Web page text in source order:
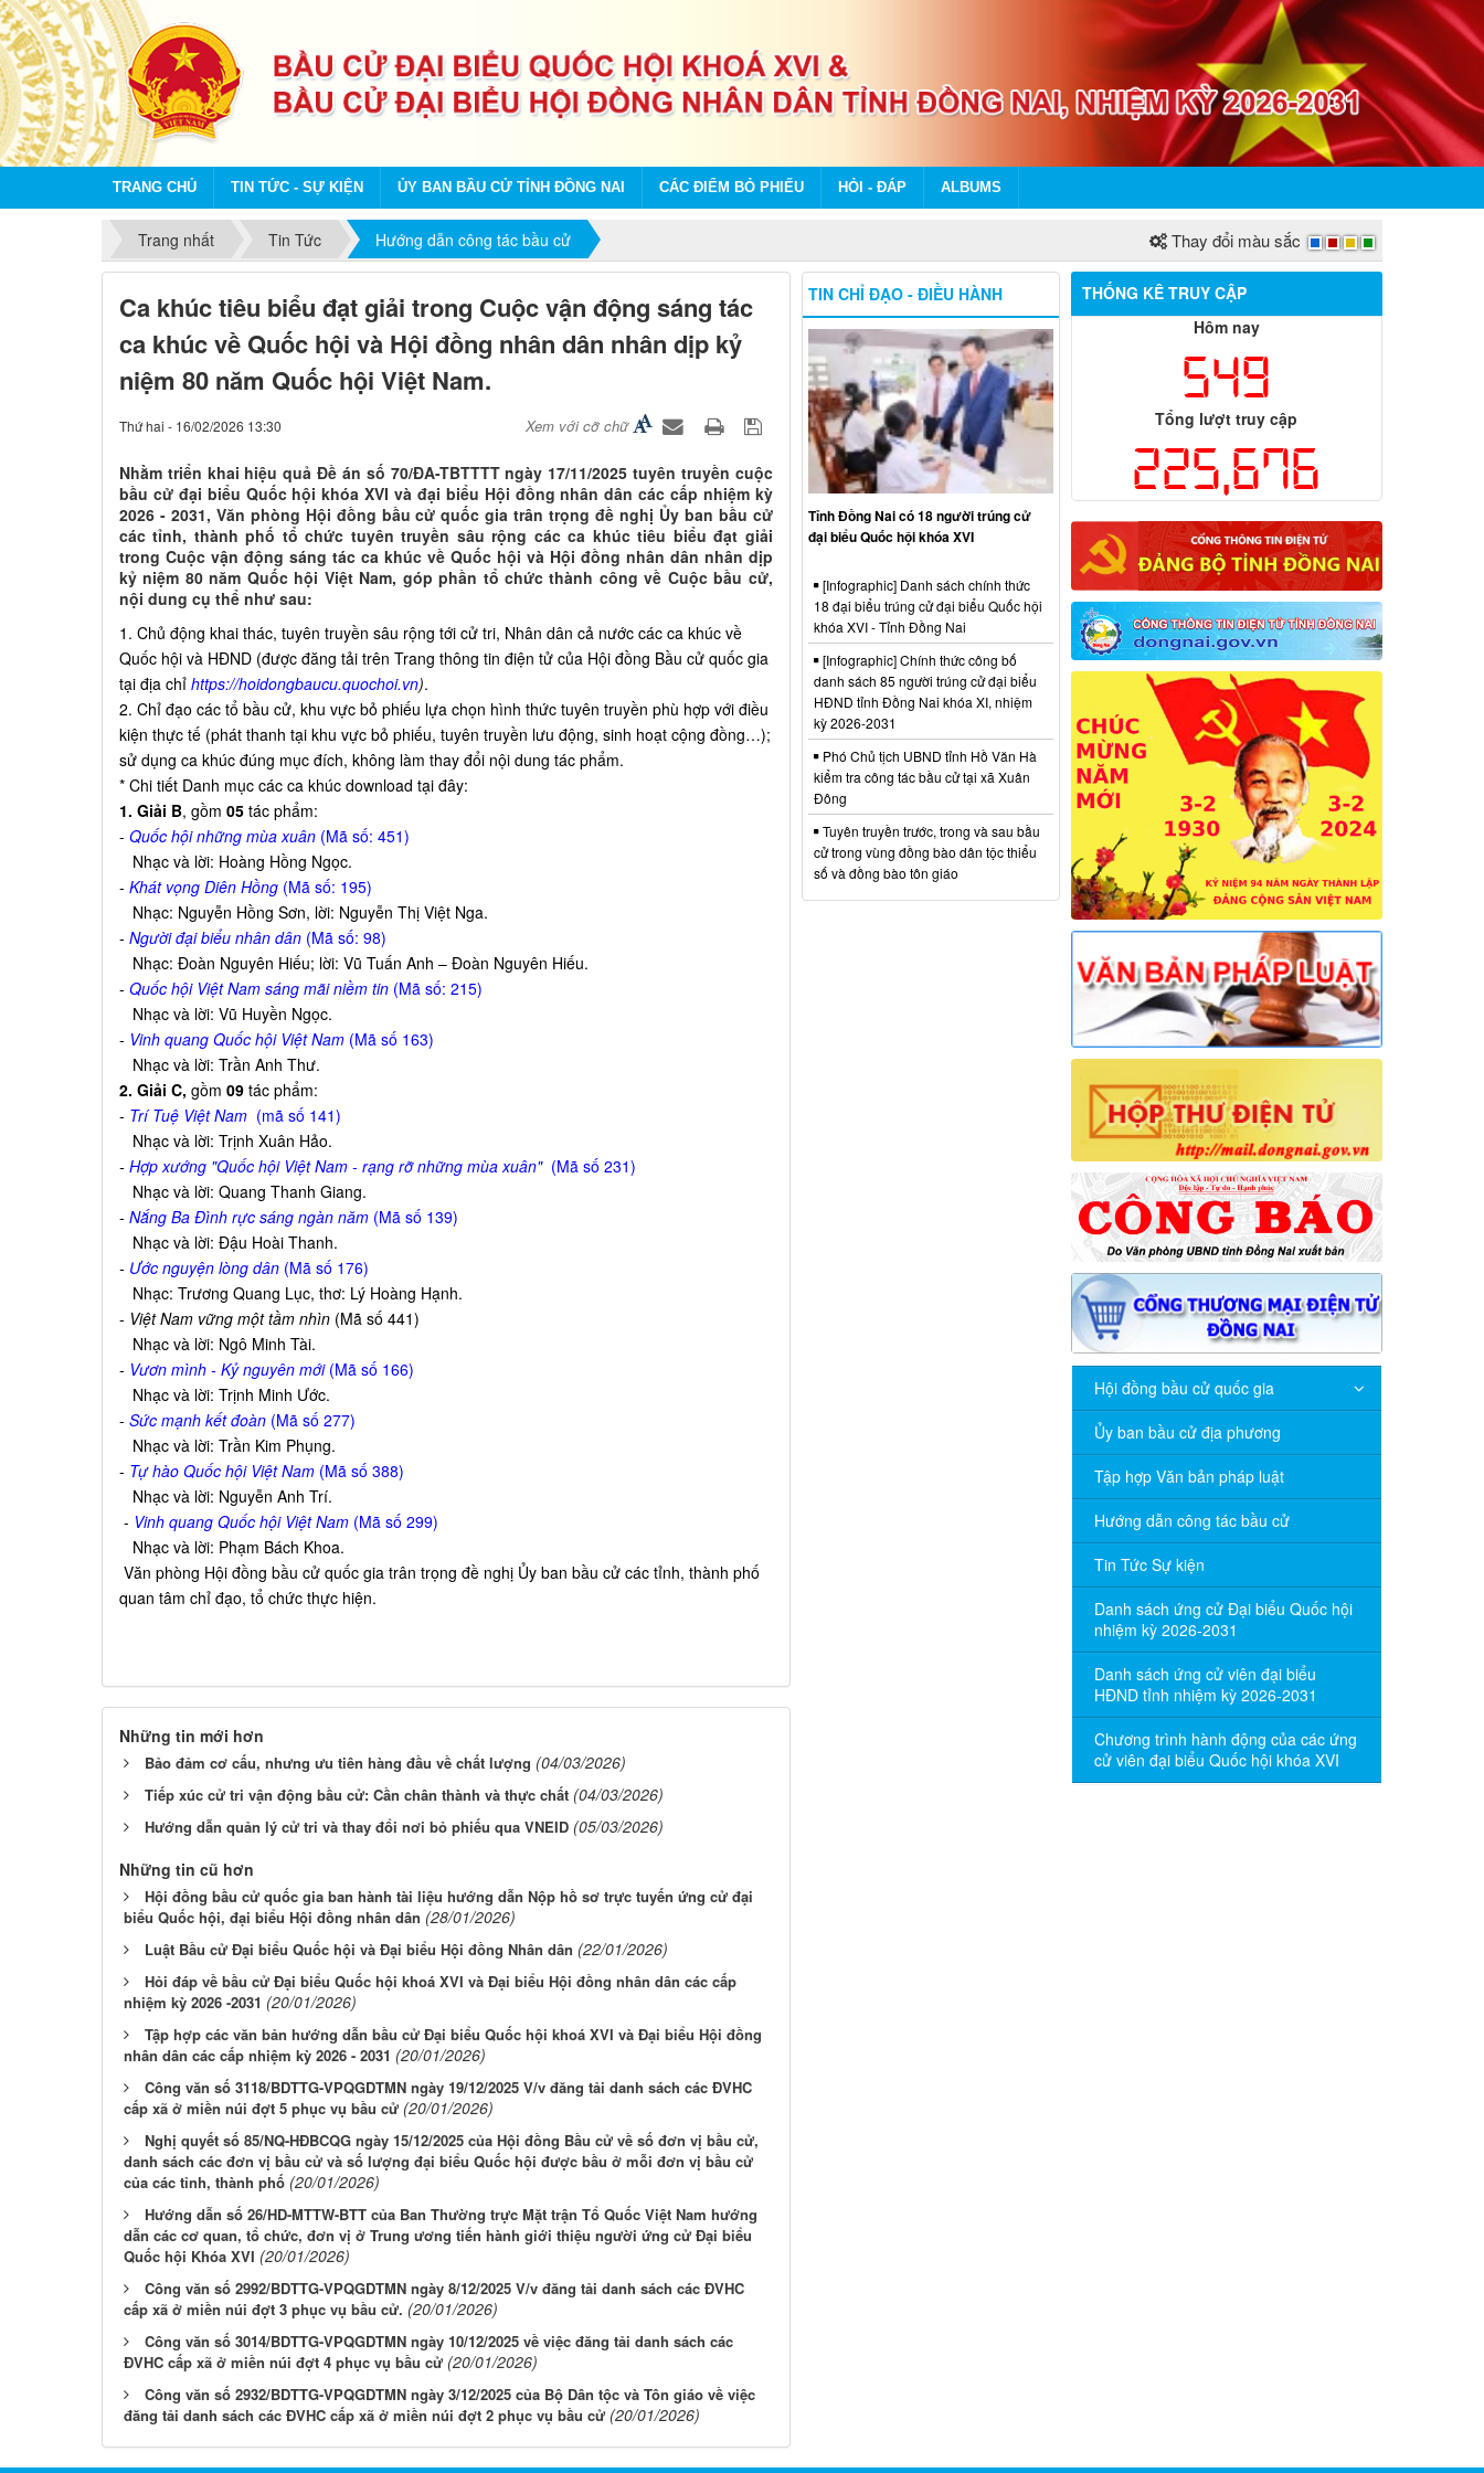
TRANG CHỦ TIN TỨC - SỰ KIỆN ỦY BAN BẦU CỬ TỈNH ĐỒNG NAI CÁC ĐIỂM BỎ PHIẾU HỎI - ĐÁP ALBUMS
Trang nhất Tin Tức Hướng dẫn công tác bầu cử Thay đổi màu sắc
Ca khúc tiêu biểu đạt giải trong Cuộc vận động sáng tác
ca khúc về Quốc hội và Hội đồng nhân dân nhân dịp kỷ
niệm 80 năm Quốc hội Việt Nam.
Thứ hai - 16/02/2026 13:30 Xem với cỡ chữ
Nhằm triển khai hiệu quả Đề án số 70/ĐA-TBTTTT ngày 17/11/2025 tuyên truyền cuộc
bầu cử đại biểu Quốc hội khóa XVI và đại biểu Hội đồng nhân dân các cấp nhiệm kỳ
2026 - 2031, Văn phòng Hội đồng bầu cử quốc gia trân trọng đề nghị Ủy ban bầu cử
các tỉnh, thành phố tổ chức tuyên truyền sâu rộng các ca khúc tiêu biểu đạt giải
trong Cuộc vận động sáng tác ca khúc về Quốc hội và Hội đồng nhân dân nhân dịp
kỷ niệm 80 năm Quốc hội Việt Nam, góp phần tổ chức thành công về Cuộc bầu cử,
nội dung cụ thể như sau:
1. Chủ động khai thác, tuyên truyền sâu rộng tới cử tri, Nhân dân cả nước các ca khúc về
Quốc hội và HĐND (được đăng tải trên Trang thông tin điện tử của Hội đồng Bầu cử quốc gia
tại địa chỉ https://hoidongbaucu.quochoi.vn).
2. Chỉ đạo các tổ bầu cử, khu vực bỏ phiếu lựa chọn hình thức tuyên truyền phù hợp với điều
kiện thực tế (phát thanh tại khu vực bỏ phiếu, tuyên truyền lưu động, sinh hoạt cộng đồng…);
sử dụng ca khúc đúng mục đích, không làm thay đổi nội dung tác phẩm.
* Chi tiết Danh mục các ca khúc download tại đây:
1. Giải B, gồm 05 tác phẩm:
- Quốc hội những mùa xuân (Mã số: 451)
Nhạc và lời: Hoàng Hồng Ngọc.
- Khát vọng Diên Hồng (Mã số: 195)
Nhạc: Nguyễn Hồng Sơn, lời: Nguyễn Thị Việt Nga.
- Người đại biểu nhân dân (Mã số: 98)
Nhạc: Đoàn Nguyên Hiếu; lời: Vũ Tuấn Anh – Đoàn Nguyên Hiếu.
- Quốc hội Việt Nam sáng mãi niềm tin (Mã số: 215)
Nhạc và lời: Vũ Huyền Ngọc.
- Vinh quang Quốc hội Việt Nam (Mã số 163)
Nhạc và lời: Trần Anh Thư.
2. Giải C, gồm 09 tác phẩm:
- Trí Tuệ Việt Nam (mã số 141)
Nhạc và lời: Trịnh Xuân Hảo.
- Hợp xướng "Quốc hội Việt Nam - rạng rỡ những mùa xuân"(Mã số 231)
Nhạc và lời: Quang Thanh Giang.
- Nắng Ba Đình rực sáng ngàn năm (Mã số 139)
Nhạc và lời: Đậu Hoài Thanh.
- Ước nguyện lòng dân (Mã số 176)
Nhạc: Trương Quang Lục, thơ: Lý Hoàng Hạnh.
- Việt Nam vững một tầm nhìn (Mã số 441)
Nhạc và lời: Ngô Minh Tài.
- Vươn mình - Kỷ nguyên mới(Mã số 166)
Nhạc và lời: Trịnh Minh Ước.
- Sức mạnh kết đoàn (Mã số 277)
Nhạc và lời: Trần Kim Phụng.
- Tự hào Quốc hội Việt Nam (Mã số 388)
Nhạc và lời: Nguyễn Anh Trí.
- Vinh quang Quốc hội Việt Nam (Mã số 299)
Nhạc và lời: Phạm Bách Khoa.
Văn phòng Hội đồng bầu cử quốc gia trân trọng đề nghị Ủy ban bầu cử các tỉnh, thành phố
quan tâm chỉ đạo, tổ chức thực hiện.
Những tin mới hơn
Bảo đảm cơ cấu, nhưng ưu tiên hàng đầu về chất lượng (04/03/2026)
Tiếp xúc cử tri vận động bầu cử: Cần chân thành và thực chất (04/03/2026)
Hướng dẫn quản lý cử tri và thay đổi nơi bỏ phiếu qua VNEID (05/03/2026)
Những tin cũ hơn
Hội đồng bầu cử quốc gia ban hành tài liệu hướng dẫn Nộp hồ sơ trực tuyến ứng cử đại
biểu Quốc hội, đại biểu Hội đồng nhân dân (28/01/2026)
Luật Bầu cử Đại biểu Quốc hội và Đại biểu Hội đồng Nhân dân (22/01/2026)
Hỏi đáp về bầu cử Đại biểu Quốc hội khoá XVI và Đại biểu Hội đồng nhân dân các cấp
nhiệm kỳ 2026 -2031 (20/01/2026)
Tập hợp các văn bản hướng dẫn bầu cử Đại biểu Quốc hội khoá XVI và Đại biểu Hội đồng
nhân dân các cấp nhiệm kỳ 2026 - 2031 (20/01/2026)
Công văn số 3118/BDTTG-VPQGDTMN ngày 19/12/2025 V/v đăng tải danh sách các ĐVHC
cấp xã ở miền núi đợt 5 phục vụ bầu cử (20/01/2026)
Nghị quyết số 85/NQ-HĐBCQG ngày 15/12/2025 của Hội đồng Bầu cử về số đơn vị bầu cử,
danh sách các đơn vị bầu cử và số lượng đại biểu Quốc hội được bầu ở mỗi đơn vị bầu cử
của các tỉnh, thành phố (20/01/2026)
Hướng dẫn số 26/HD-MTTW-BTT của Ban Thường trực Mặt trận Tổ Quốc Việt Nam hướng
dẫn các cơ quan, tổ chức, đơn vị ở Trung ương tiến hành giới thiệu người ứng cử Đại biểu
Quốc hội Khóa XVI (20/01/2026)
Công văn số 2992/BDTTG-VPQGDTMN ngày 8/12/2025 V/v đăng tải danh sách các ĐVHC
cấp xã ở miền núi đợt 3 phục vụ bầu cử. (20/01/2026)
Công văn số 3014/BDTTG-VPQGDTMN ngày 10/12/2025 về việc đăng tải danh sách các
ĐVHC cấp xã ở miền núi đợt 4 phục vụ bầu cử (20/01/2026)
Công văn số 2932/BDTTG-VPQGDTMN ngày 3/12/2025 của Bộ Dân tộc và Tôn giáo về việc
đăng tải danh sách các ĐVHC cấp xã ở miền núi đợt 2 phục vụ bầu cử (20/01/2026)
THỐNG KÊ TRUY CẬP
Hôm nay
549
Tổng lượt truy cập
225,676
Hội đồng bầu cử quốc gia
Ủy ban bầu cử địa phương
Tập hợp Văn bản pháp luật
Hướng dẫn công tác bầu cử
Tin Tức Sự kiện
Danh sách ứng cử Đại biểu Quốc hội
nhiệm kỳ 2026-2031
Danh sách ứng cử viên đại biểu
HĐND tỉnh nhiệm kỳ 2026-2031
Chương trình hành động của các ứng
cử viên đại biểu Quốc hội khóa XVI
TIN CHỈ ĐẠO - ĐIỀU HÀNH
Tỉnh Đồng Nai có 18 người trúng cử
đại biểu Quốc hội khóa XVI
[Infographic] Danh sách chính thức
18 đại biểu trúng cử đại biểu Quốc hội
khóa XVI - Tỉnh Đồng Nai
[Infographic] Chính thức công bố
danh sách 85 người trúng cử đại biểu
HĐND tỉnh Đồng Nai khóa XI, nhiệm
kỳ 2026-2031
Phó Chủ tịch UBND tỉnh Hồ Văn Hà
kiểm tra công tác bầu cử tại xã Xuân
Đông
Tuyên truyền trước, trong và sau bầu
cử trong vùng đồng bào dân tộc thiểu
số và đồng bào tôn giáo